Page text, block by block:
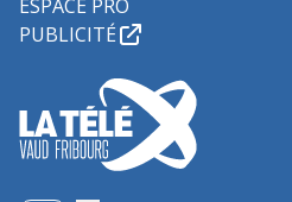
ESPACE PRO
PUBLICITÉ